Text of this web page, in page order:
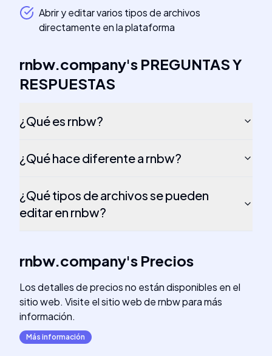
Abrir y editar varios tipos de archivos
directamente en la plataforma
rnbw.company's PREGUNTAS Y
RESPUESTAS
¿Qué es rnbw?
¿Qué hace diferente a rnbw?
¿Qué tipos de archivos se pueden
editar en rnbw?
rnbw.company's Precios
Los detalles de precios no están disponibles en el
sitio web. Visite el sitio web de rnbw para más
información.
Más información